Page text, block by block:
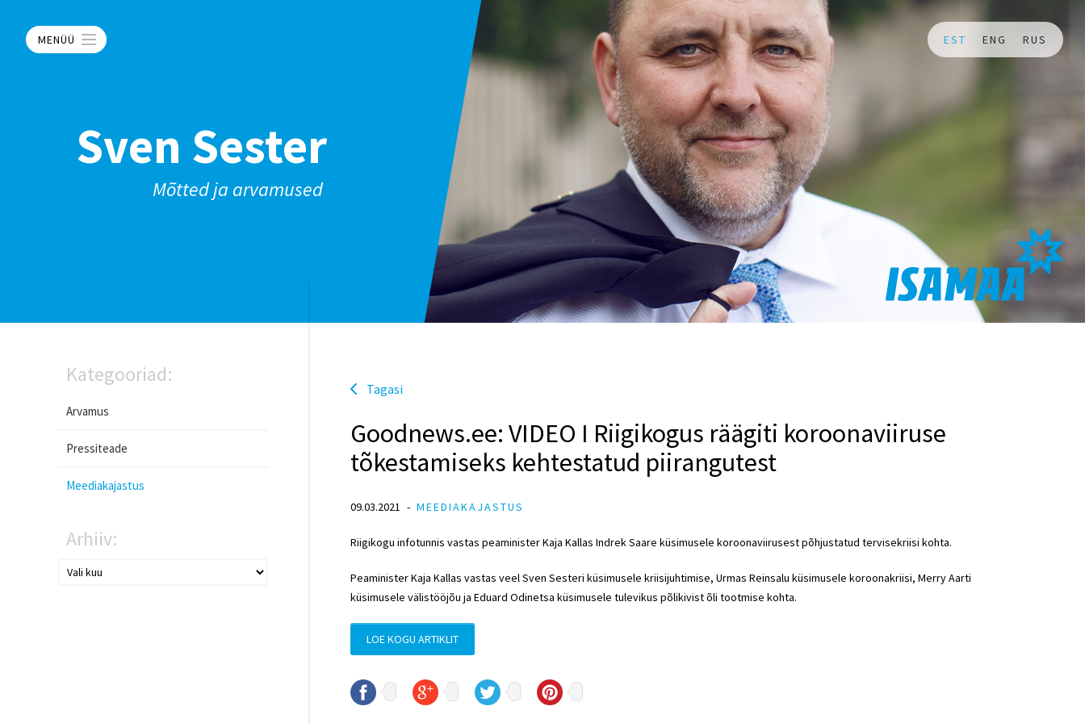
MENÜÜ EST ENG RUS
Sven Sester
Mõtted ja arvamused
Kategooriad:
Arvamus
Pressiteade
Meediakajastus
Arhiiv:
Tagasi
Goodnews.ee: VIDEO I Riigikogus räägiti koroonaviiruse
tõkestamiseks kehtestatud piirangutest
09.03.2021 MEEDIAKAJASTUS
Riigikogu infotunnis vastas peaministerKaja Kallas Indrek Saare küsimusele koroonaviirusest põhjustatud tervisekriisi kohta.
PeaministerKaja Kallas vastas veelSven Sesteri küsimusele kriisijuhtimise, Urmas Reinsalu küsimusele koroonakriisi, Merry Aarti
küsimusele välistööjõu ja Eduard Odinetsa küsimusele tulevikus põlikivist õli tootmise kohta.
LOE KOGU ARTIKLIT